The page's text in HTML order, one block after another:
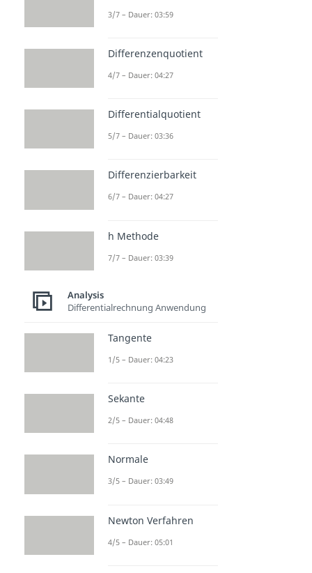
3/7 – Dauer: 03:59
Differenzenquotient
4/7 – Dauer: 04:27
Differentialquotient
5/7 – Dauer: 03:36
Differenzierbarkeit
6/7 – Dauer: 04:27
h Methode
7/7 – Dauer: 03:39
Analysis
Differentialrechnung Anwendung
Tangente
1/5 – Dauer: 04:23
Sekante
2/5 – Dauer: 04:48
Normale
3/5 – Dauer: 03:49
Newton Verfahren
4/5 – Dauer: 05:01